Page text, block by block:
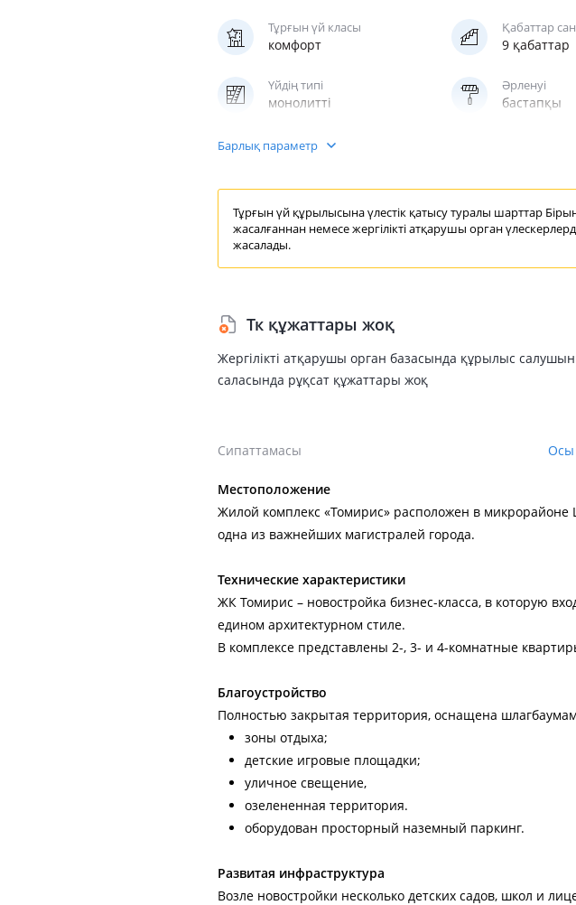
Тұрғын үй класы
комфорт
Қабаттар
9 қабаттар
Үйдің типі
монолитті
Әрленуі
бастапқы
Паркинг
Барлық параметр
Тұрғын үй құрылысына үлестік қатысутуралы шарттар
жасалғаннан немесе жергіліктіатқарушы орган
жасалады.
Тк құжаттары жоқ
Жергілікті атқарушы орган базасында құрылыс
саласында рұқсат құжаттары жоқ
Сипаттамасы Осы
Местоположение
Жилой комплекс «Томирис» расположен в
одна из важнейших магистралей города.
Технические характеристики
ЖК Томирис – новостройка бизнес-класса, в которую
едином архитектурном стиле.
В комплексе представлены 2-, 3- и 4-комнатные
Благоустройство
Полностью закрытая территория, оснащена
зоны отдыха;
детские игровые площадки;
уличное свещение,
озелененная территория.
оборудован просторный наземный паркинг.
Развитая инфраструктура
Возле новостройки несколько детских садов, школ и